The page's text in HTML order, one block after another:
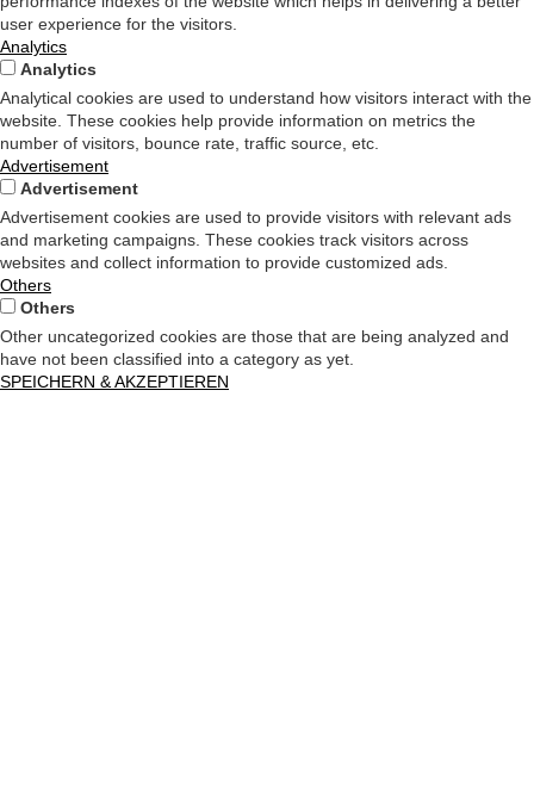
user experience for the visitors.
Analytics
Analytics
Analytical cookies are used to understand how visitors interact with the
website. These cookies help provide information on metrics the
number of visitors, bounce rate, traffic source, etc.
Advertisement
Advertisement
Advertisement cookies are used to provide visitors with relevant ads
and marketing campaigns. These cookies track visitors across
websites and collect information to provide customized ads.
Others
Others
Other uncategorized cookies are those that are being analyzed and
have not been classified into a category as yet.
SPEICHERN & AKZEPTIEREN